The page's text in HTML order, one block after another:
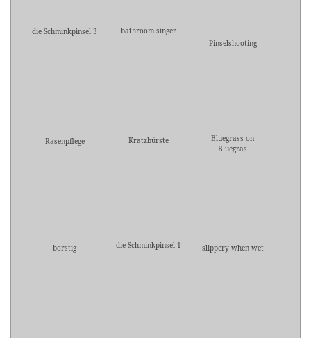
die Schminkpinsel 3
bathroom singer
Pinselshooting
Rasenpflege Kratzbürste
Bluegrass on
Bluegras
borstig die Schminkpinsel 1 slippery when wet